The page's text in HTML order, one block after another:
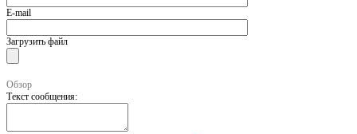
E-mail
Загрузить файл
Обзор
Текст сообщения: